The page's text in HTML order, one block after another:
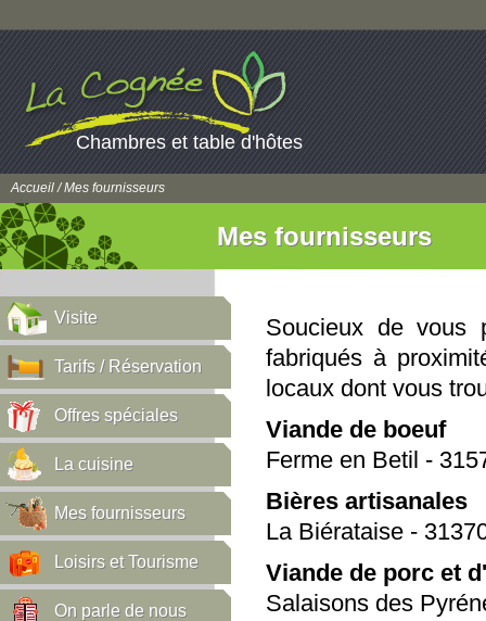
Chambres et table d'hôtes
Accueil/ Mes fournisseurs
Mes fournisseurs
Visite
Tarifs / Réservation
Offres spéciales
La cuisine
Mes fournisseurs
Loisirs et Tourisme
On parle de nous
Soucieux de vous
fabriqués à
locaux dont vous
Viande de boeuf
Ferme en Betil -
Bières artisanales
La Biérataise -
Viande de porc et
Salaisons des